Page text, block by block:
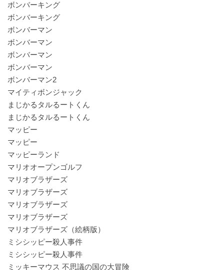
ボンバーキング
ボンバーキング
ボンバーマン
ボンバーマン
ボンバーマン
ボンバーマン
ボンバーマン2
マイティボンジャック
まじかるタルるートくん
まじかるタルるートくん
マッピー
マッピー
マッピーランド
マリオオープンゴルフ
マリオブラザーズ
マリオブラザーズ
マリオブラザーズ
マリオブラザーズ
マリオブラザーズ（絵柄版）
ミシシッピー殺人事件
ミシシッピー殺人事件
ミッキーマウス 不思議の国の大冒険